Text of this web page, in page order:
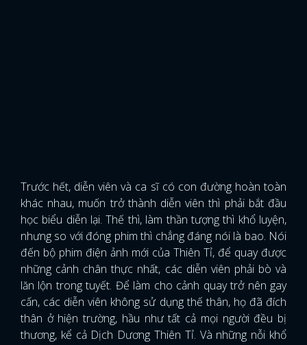
x
ĐĂNG NHẬP
Trước hết, diễn viên và ca sĩ có con đường hoàn toàn
khác nhau, muốn trở thành diễn viên thì phải bắt đầu
học biểu diễn lại. Thế thì, làm thần tượng thì khổ luyện,
nhưng so với đóng phim thì chẳng đáng nói là bao. Nói
đến bộ phim điện ảnh mới của Thiên Tỉ, để quay được
những cảnh chân thực nhất, các diễn viên phải bò và
lăn lộn trong tuyết. Để làm cho cảnh quay trở nên gay
cấn, các diễn viên không sử dụng thế thân, họ đã đích
thân ở hiện trường, hầu như tất cả mọi người đều bị
thương, kể cả Dịch Dương Thiên Tỉ. Và những nỗi khổ